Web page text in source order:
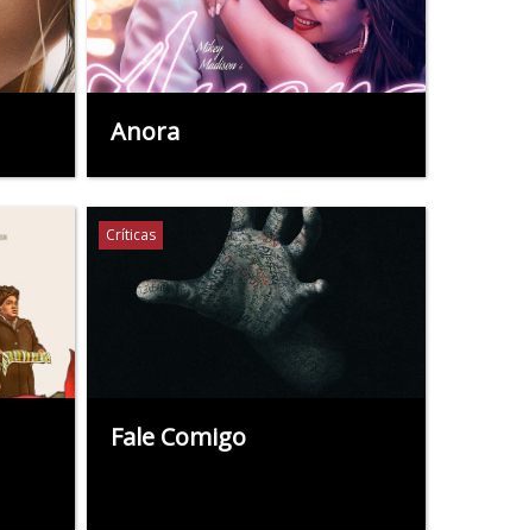
Anora
Críticas
Fale Comigo